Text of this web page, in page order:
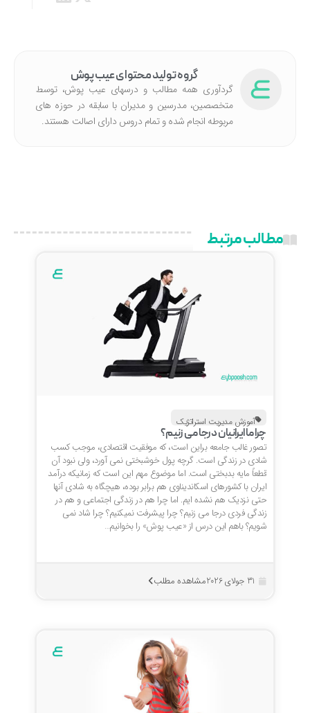
گروه تولید محتوای عیب پوش
گردآوری همه مطالب و درسهای عیب پوش، توسط
متخصصین، مدرسین و مدیران با سابقه در حوزه های
مربوطه انجام شده‌ و تمام دروس دارای اصالت هستند.
مطالب مرتبط
آموزش مدیریت استراتژیک
چرا ما ایرانیان درجا می زنیم؟
تصور غالب جامعه براین است، که موفقیت اقتصادی، موجب کسب
شادی در زندگی است. گرچه پول خوشبختی نمی آورد، ولی نبود آن
قطعاً مایه بدبختی است. اما موضوع مهم این است که زمانیکه درآمد
ایران با کشورهای اسکاندیناوی هم برابر بوده، هیچگاه به شادی آنها
حتی نزدیک هم نشده ایم. اما چرا هم در زندگی اجتماعی و هم در
زندگی فردی درجا می زنیم؟ چرا پیشرفت نمیکنیم؟ چرا شاد نمی
شویم؟ باهم این درس از «عیب پوش» را بخوانیم…
مشاهده مطلب